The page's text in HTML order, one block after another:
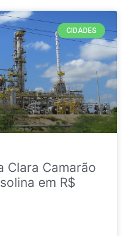
CIDADES
Clara Camarão
em R$